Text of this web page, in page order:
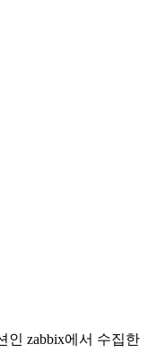
인 zabbix에서 수집한